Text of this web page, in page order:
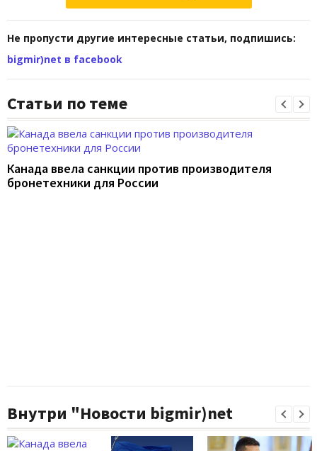
Не пропусти другие интересные статьи, подпишись:
bigmir)net в facebook
Статьи по теме
Канада ввела санкции против производителя
бронетехники для России
Внутри "Новости bigmir)net